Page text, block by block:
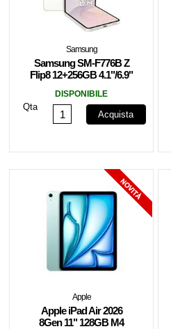
Samsung
Samsung SM-F776B Z
Flip8 12+256GB 4.1"/6.9"
DISPONIBILE
Qta
Acquista
Apple
Apple iPad Air 2026
8Gen 11" 128GB M4